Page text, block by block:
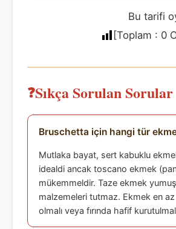
Bu tarifi
[Toplam : 0
Sıkça Sorulan Sorular
Bruschetta için hangi tür
Mutlaka bayat, sert kabuklu
idealdi ancak toscano ekmek
mükemmeldir. Taze ekmek
malzemeleri tutmaz. Ekmek en
olmalı veya fırında hafif